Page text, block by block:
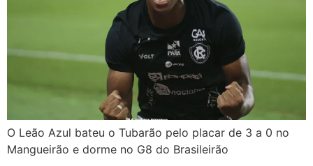
O Leão Azul bateu o Tubarão pelo placar de 3 a 0 no
Mangueirão e dorme no G8 do Brasileirão